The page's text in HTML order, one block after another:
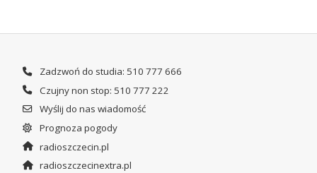
Zadzwoń do studia: 510 777 666
Czujny non stop: 510 777 222
Wyślij do nas wiadomość
Prognoza pogody
radioszczecin.pl
radioszczecinextra.pl